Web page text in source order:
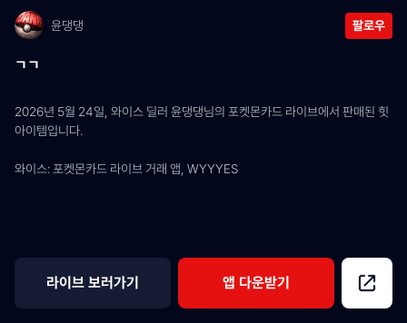
윤댕댕 팔로우
ㄱㄱ
2026년 5월 24일, 와이스 딜러 윤댕댕님의 포켓몬카드 라이브에서 판매된 힛
아이템입니다.
와이스: 포켓몬카드 라이브 거래 앱, WYYYES
라이브 보러가기 앱 다운받기